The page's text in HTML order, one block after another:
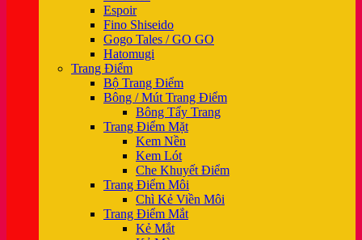
Espoir
Fino Shiseido
Gogo Tales / GO GO
Hatomugi
Trang Điểm
Bộ Trang Điểm
Bông / Mút Trang Điểm
Bông Tẩy Trang
Trang Điểm Mặt
Kem Nền
Kem Lót
Che Khuyết Điểm
Trang Điểm Môi
Chì Kẻ Viền Môi
Trang Điểm Mắt
Kẻ Mắt